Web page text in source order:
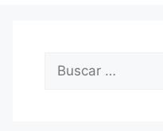
Buscar: